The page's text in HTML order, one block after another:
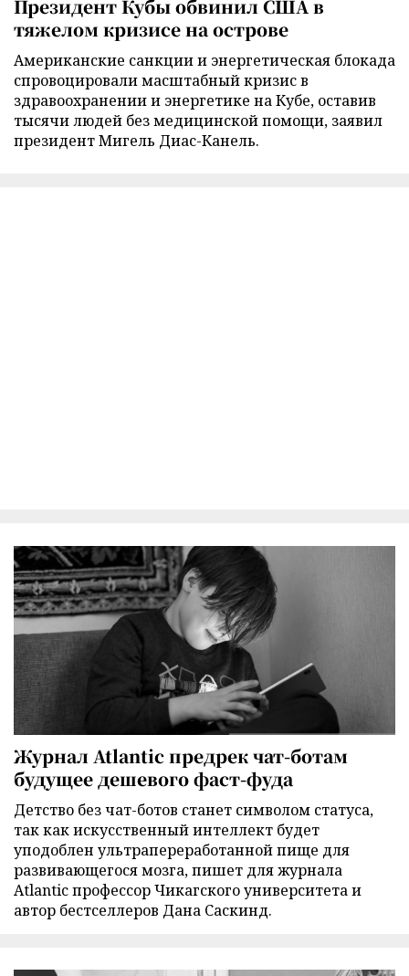
Президент Кубы обвинил США в
тяжелом кризисе на острове
Американские санкции и энергетическая блокада
спровоцировали масштабный кризис в
здравоохранении и энергетике на Кубе, оставив
тысячи людей без медицинской помощи, заявил
президент Мигель Диас-Канель.
Журнал Atlantic предрек чат-ботам
будущее дешевого фаст-фуда
Детство без чат-ботов станет символом статуса,
так как искусственный интеллект будет
уподоблен ультрапереработанной пище для
развивающегося мозга, пишет для журнала
Atlantic профессор Чикагского университета и
автор бестселлеров Дана Саскинд.